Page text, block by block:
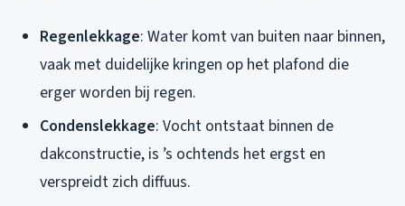
Regenlekkage: Water komt van buiten naar binnen,
vaak met duidelijke kringen op het plafond die
erger worden bij regen.
Condenslekkage: Vocht ontstaat binnen de
dakconstructie, is ’s ochtends het ergst en
verspreidt zich diffuus.